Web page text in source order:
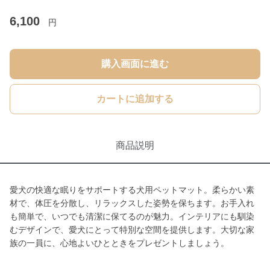
6,100 円
購入画面に進む
カートに追加する
商品説明
愛犬の快適な眠りをサポートする犬用ペットマット。柔らかい素
材で、体圧を分散し、リラックスした姿勢を保ちます。お手入れ
も簡単で、いつでも清潔に保てるのが魅力。インテリアにも馴染
むデザインで、愛犬にとって特別な空間を提供します。大切な家
族の一員に、心地よいひとときをプレゼントしましょう。